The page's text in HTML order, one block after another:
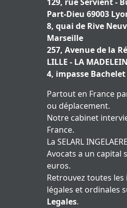
129, rue Servient -
Part-Dieu 69003
8, quai de Rive
Marseille
257, Avenue de la
LILLE - LA
4, impasse
Partout en France
ou déplacement.
Notre cabinet
France.
La SELARL
Avocats a un capital
euros.
Retrouvez toutes
légales et ordinales
Legales.